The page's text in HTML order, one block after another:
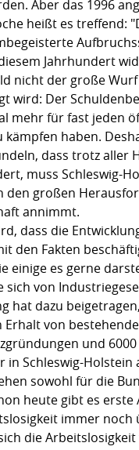
Aber das 1996
heißt es
Jahrhundert
nicht der große
wird: Der
mehr für fast jeden
kämpfen haben.
dass trotz aller
muss
den großen
annimmt.
dass die
den Fakten
einige es gerne
sich von
hat dazu
von
und
in Schleswig-
sowohl für die
heute gibt es
immer
die